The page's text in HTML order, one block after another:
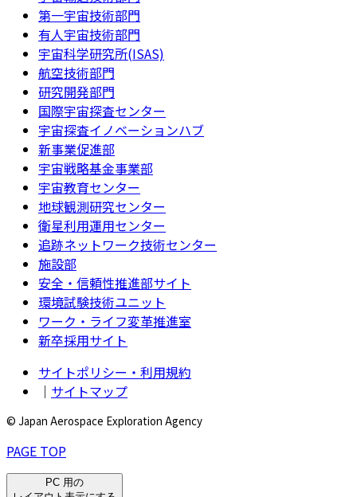
第一宇宙技術部門
有人宇宙技術部門
宇宙科学研究所(ISAS)
航空技術部門
研究開発部門
国際宇宙探査センター
宇宙探査イノベーションハブ
新事業促進部
宇宙戦略基金事業部
宇宙教育センター
地球観測研究センター
衛星利用運用センター
追跡ネットワーク技術センター
施設部
安全・信頼性推進部サイト
環境試験技術ユニット
ワーク・ライフ変革推進室
新卒採用サイト
サイトポリシー・利用規約
｜ サイトマップ
© Japan Aerospace Exploration Agency
PAGE TOP
PC 用の